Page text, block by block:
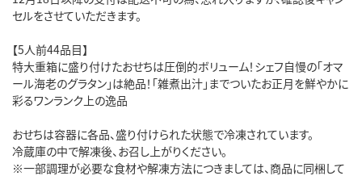
セルをさせていただきます。
【5人前44品目】
特大重箱に盛り付けたおせちは圧倒的ボリューム！シェフ自慢の「オマ
ール海老のグラタン」は絶品！「雑煮出汁」までついたお正月を鮮やかに
彩るワンランク上の逸品
おせちは容器に各品、盛り付けられた状態で冷凍されています。
冷蔵庫の中で解凍後、お召し上がりください。
※一部調理が必要な食材や解凍方法につきましては、商品に同梱して